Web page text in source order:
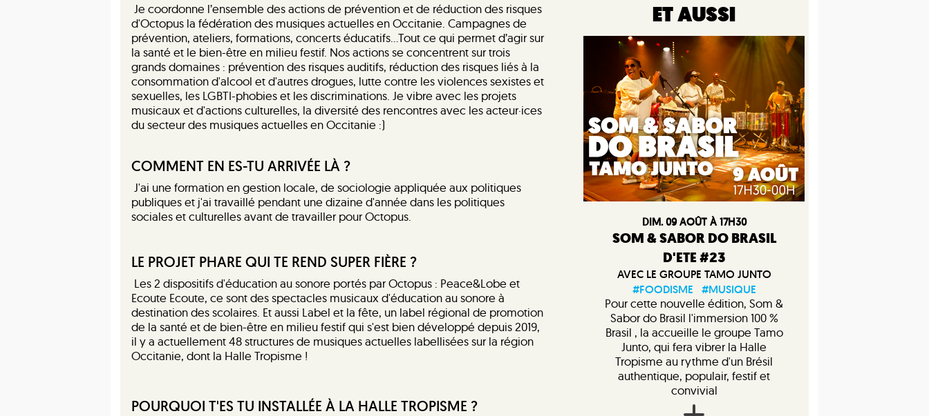
Je coordonne l’ensemble des actions de prévention et de réduction des risques
d'Octopus la fédération des musiques actuelles en Occitanie. Campagnes de
prévention, ateliers, formations, concerts éducatifs…Tout ce qui permet d’agir sur
la santé et le bien-être en milieu festif. Nos actions se concentrent sur trois
grands domaines : prévention des risques auditifs, réduction des risques liés à la
consommation d'alcool et d'autres drogues, lutte contre les violences sexistes et
sexuelles, les LGBTI-phobies et les discriminations. Je vibre avec les projets
musicaux et d'actions culturelles, la diversité des rencontres avec les acteur·ices
du secteur des musiques actuelles en Occitanie :)
COMMENT EN ES-TU ARRIVÉE LÀ ?
J'ai une formation en gestion locale, de sociologie appliquée aux politiques
publiques et j'ai travaillé pendant une dizaine d'année dans les politiques
sociales et culturelles avant de travailler pour Octopus.
LE PROJET PHARE QUI TE REND SUPER FIÈRE ?
Les 2 dispositifs d'éducation au sonore portés par Octopus : Peace&Lobe et
Ecoute Ecoute, ce sont des spectacles musicaux d'éducation au sonore à
destination des scolaires. Et aussi Label et la fête, un label régional de promotion
de la santé et de bien-être en milieu festif qui s'est bien développé depuis 2019,
il y a actuellement 48 structures de musiques actuelles labellisées sur la région
Occitanie, dont la Halle Tropisme !
POURQUOI T'ES TU INSTALLÉE À LA HALLE TROPISME ?
ET AUSSI
DIM. 09 AOÛT À 17H30
SOM & SABOR DO BRASIL
D'ETE #23
AVEC LE GROUPE TAMO JUNTO
#FOODISME
#MUSIQUE
Pour cette nouvelle édition, Som &
Sabor do Brasil l'immersion 100 %
Brasil , la accueille le groupe Tamo
Junto, qui fera vibrer la Halle
Tropisme au rythme d'un Brésil
authentique, populair, festif et
convivial